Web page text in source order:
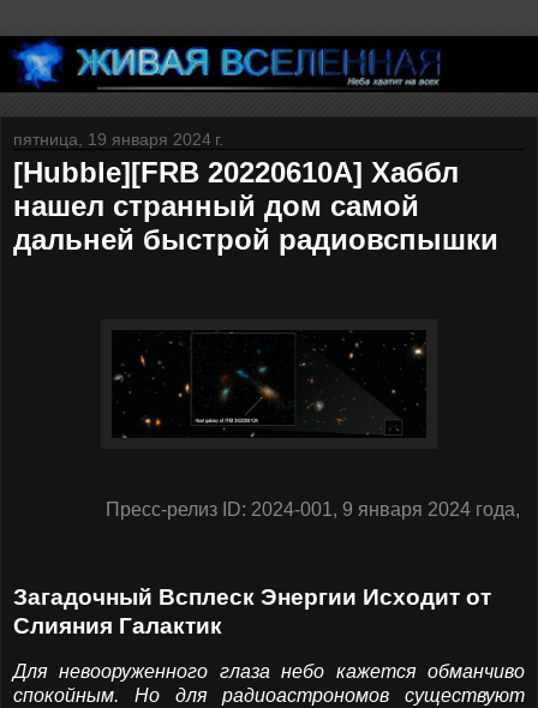
пятница, 19 января 2024 г.
[Hubble][FRB 20220610A] Хаббл
нашел странный дом самой
дальней быстрой радиовспышки
Пресс-релиз ID: 2024-001, 9 января 2024 года,
Загадочный Всплеск Энергии Исходит от
Слияния Галактик
Для невооруженного глаза небо кажется обманчиво
спокойным. Но для радиоастрономов существуют